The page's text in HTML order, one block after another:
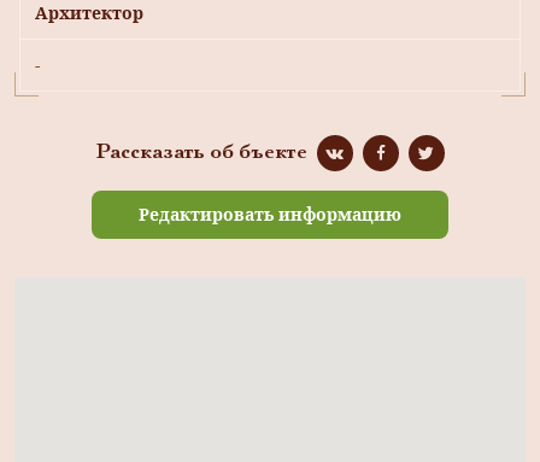
Архитектор
-
Рассказать об бъекте
Редактировать информацию